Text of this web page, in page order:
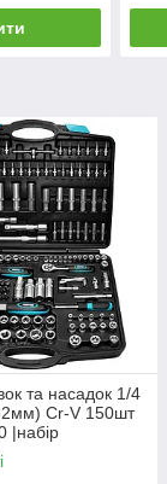
та насадок 1/4
Cr-V 150шт
|набір
Набор головок и
3/8 1/2